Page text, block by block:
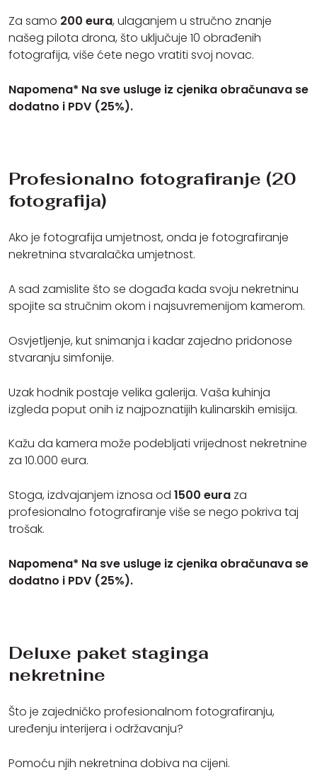
Za samo 200 eura, ulaganjem u stručno znanje
našeg pilota drona, što uključuje 10 obrađenih
fotografija, više ćete nego vratiti svoj novac.
Napomena* Na sve usluge iz cjenika obračunava se
dodatno i PDV (25%).
Profesionalno fotografiranje (20
fotografija)
Ako je fotografija umjetnost, onda je fotografiranje
nekretnina stvaralačka umjetnost.
A sad zamislite što se događa kada svoju nekretninu
spojite sa stručnim okom i najsuvremenijom kamerom.
Osvjetljenje, kut snimanja i kadar zajedno pridonose
stvaranju simfonije.
Uzak hodnik postaje velika galerija. Vaša kuhinja
izgleda poput onih iz najpoznatijih kulinarskih emisija.
Kažu da kamera može podebljati vrijednost nekretnine
za 10.000 eura.
Stoga, izdvajanjem iznosa od 1500 eura za
profesionalno fotografiranje više se nego pokriva taj
trošak.
Napomena* Na sve usluge iz cjenika obračunava se
dodatno i PDV (25%).
Deluxe paket staginga
nekretnine
Što je zajedničko profesionalnom fotografiranju,
uređenju interijera i održavanju?
Pomoću njih nekretnina dobiva na cijeni.